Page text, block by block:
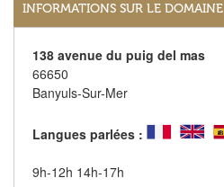
INFORMATIONS SUR LE DOMAINE
138 avenue du puig del mas
66650
Banyuls-Sur-Mer
Langues parlées :
9h-12h 14h-17h